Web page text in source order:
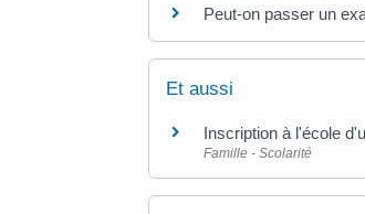
Peut-on passer un
Et aussi
Inscription à l'école
Famille - Scolarité